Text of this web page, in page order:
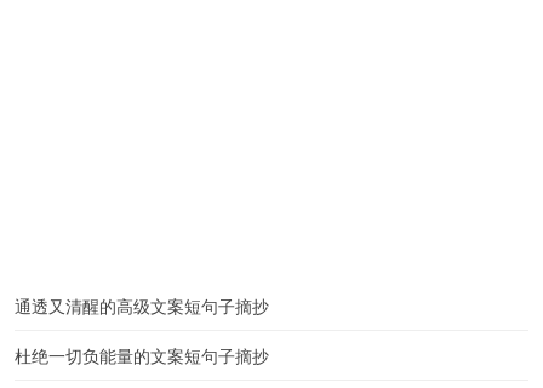
通透又清醒的高级文案短句子摘抄
杜绝一切负能量的文案短句子摘抄